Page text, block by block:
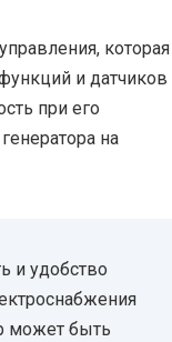
которая
и датчиков
при его
на
и удобство
может быть